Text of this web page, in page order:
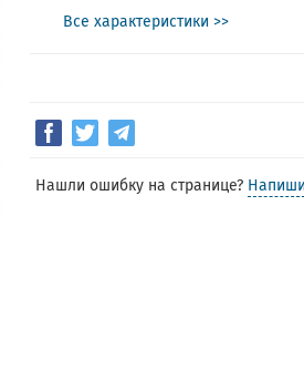
Все характеристики >>
Нашли ошибку на странице?